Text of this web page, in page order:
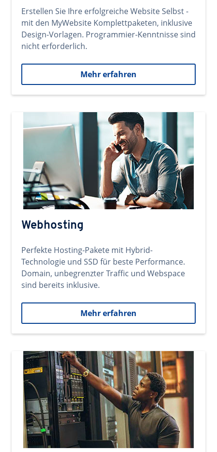
Erstellen Sie Ihre erfolgreiche Website Selbst -
mit den MyWebsite Komplettpaketen, inklusive
Design-Vorlagen. Programmier-Kenntnisse sind
nicht erforderlich.
Mehr erfahren
Webhosting
Perfekte Hosting-Pakete mit Hybrid-
Technologie und SSD für beste Performance.
Domain, unbegrenzter Traffic und Webspace
sind bereits inklusive.
Mehr erfahren